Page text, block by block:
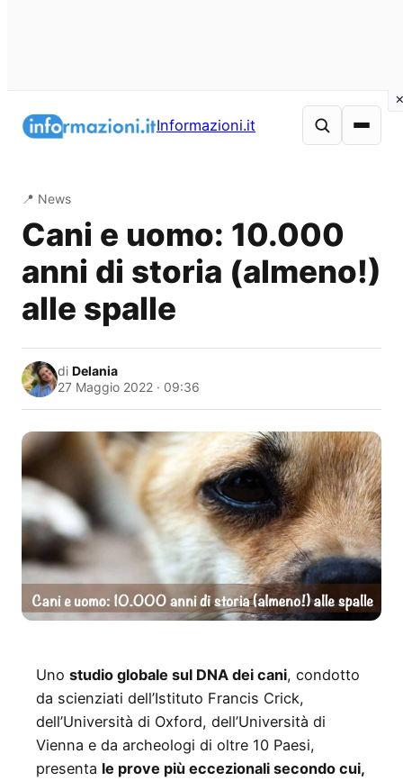
Informazioni.it
📍 News
Cani e uomo: 10.000
anni di storia (almeno!)
alle spalle
di Delania
27 Maggio 2022 · 09:36
Uno studio globale sul DNA dei cani, condotto
da scienziati dell’Istituto Francis Crick,
dell’Università di Oxford, dell’Università di
Vienna e da archeologi di oltre 10 Paesi,
presenta le prove più eccezionali secondo cui,